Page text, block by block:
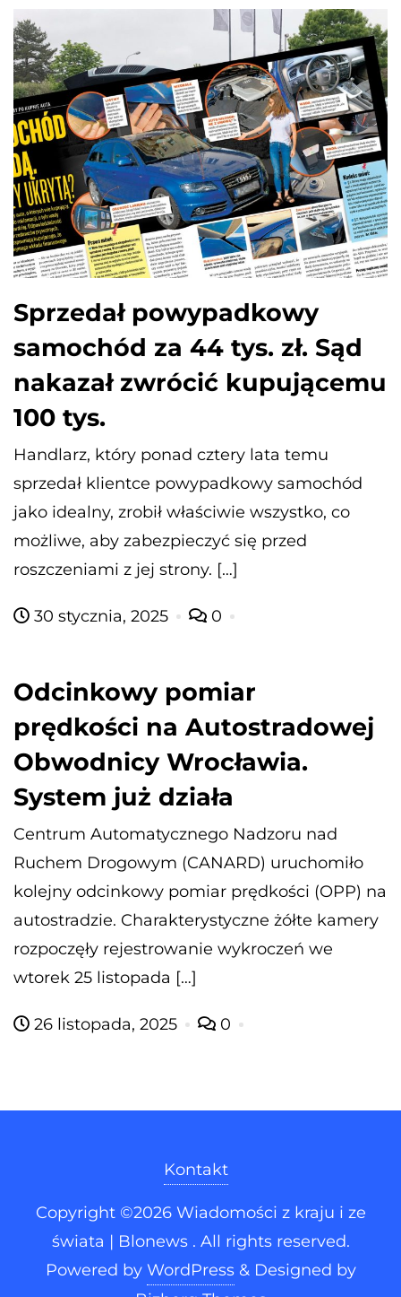
Sprzedał powypadkowy
samochód za 44 tys. zł. Sąd
nakazał zwrócić kupującemu
100 tys.
Handlarz, który ponad cztery lata temu
sprzedał klientce powypadkowy samochód
jako idealny, zrobił właściwie wszystko, co
możliwe, aby zabezpieczyć się przed
roszczeniami z jej strony. […]
30 stycznia, 2025 0
Odcinkowy pomiar
prędkości na Autostradowej
Obwodnicy Wrocławia.
System już działa
Centrum Automatycznego Nadzoru nad
Ruchem Drogowym (CANARD) uruchomiło
kolejny odcinkowy pomiar prędkości (OPP) na
autostradzie. Charakterystyczne żółte kamery
rozpoczęły rejestrowanie wykroczeń we
wtorek 25 listopada […]
26 listopada, 2025 0
Kontakt
Copyright ©2026 Wiadomości z kraju i ze
świata | Blonews . All rights reserved.
Powered by WordPress & Designed by